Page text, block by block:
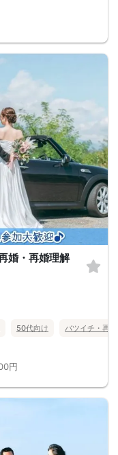
婚・再婚理解
50代向け バツイチ・再婚
円